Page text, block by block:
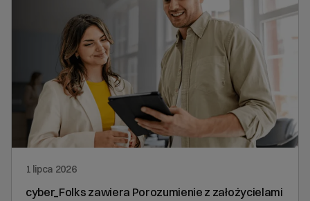
1 lipca 2026
cyber_Folks zawiera Porozumienie z założycielami